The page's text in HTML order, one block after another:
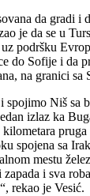
da gradi i
je da se u
podršku
do Sofije i da
na granici sa
spojimo Niš sa
izlaz ka
spojena sa
mestu
i sva
rekao je Vesić.